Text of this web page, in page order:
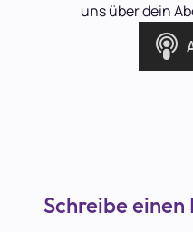
uns über dein
Schreibe